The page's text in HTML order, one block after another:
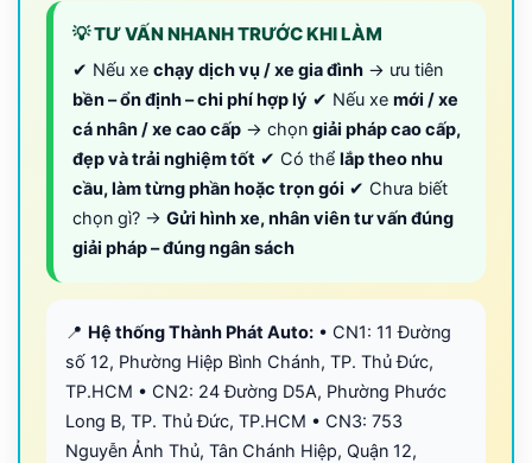
💡 TƯ VẤN NHANH TRƯỚC KHI LÀM
✔ Nếu xe chạy dịch vụ / xe gia đình → ưu tiên
bền – ổn định – chi phí hợp lý ✔ Nếu xe mới / xe
cá nhân / xe cao cấp → chọn giải pháp cao cấp,
đẹp và trải nghiệm tốt ✔ Có thể lắp theo nhu
cầu, làm từng phần hoặc trọn gói ✔ Chưa biết
chọn gì? → Gửi hình xe, nhân viên tư vấn đúng
giải pháp – đúng ngân sách
📍 Hệ thống Thành Phát Auto: • CN1: 11 Đường
số 12, Phường Hiệp Bình Chánh, TP. Thủ Đức,
TP.HCM • CN2: 24 Đường D5A, Phường Phước
Long B, TP. Thủ Đức, TP.HCM • CN3: 753
Nguyễn Ảnh Thủ, Tân Chánh Hiệp, Quận 12,